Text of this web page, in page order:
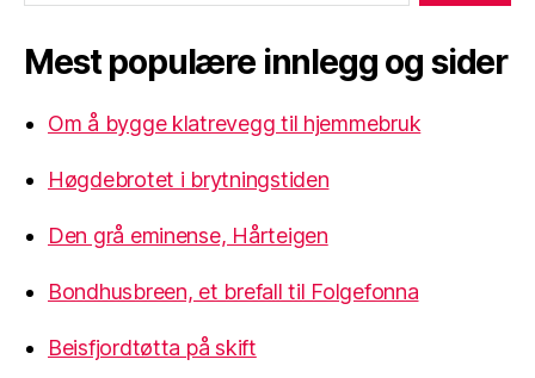
Mest populære innlegg og sider
Om å bygge klatrevegg til hjemmebruk
Høgdebrotet i brytningstiden
Den grå eminense, Hårteigen
Bondhusbreen, et brefall til Folgefonna
Beisfjordtøtta på skift